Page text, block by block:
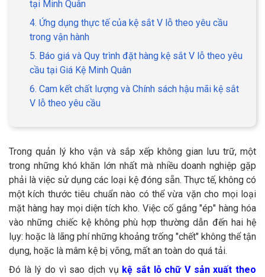
tại Minh Quân
4. Ứng dụng thực tế của kệ sắt V lỗ theo yêu cầu
trong vận hành
5. Báo giá và Quy trình đặt hàng kệ sắt V lỗ theo yêu
cầu tại Giá Kệ Minh Quân
6. Cam kết chất lượng và Chính sách hậu mãi kệ sắt
V lỗ theo yêu cầu
Trong quản lý kho vận và sắp xếp không gian lưu trữ, một
trong những khó khăn lớn nhất mà nhiều doanh nghiệp gặp
phải là việc sử dụng các loại kệ đóng sẵn. Thực tế, không có
một kích thước tiêu chuẩn nào có thể vừa vặn cho mọi loại
mặt hàng hay mọi diện tích kho. Việc cố gắng "ép" hàng hóa
vào những chiếc kệ không phù hợp thường dẫn đến hai hệ
lụy: hoặc là lãng phí những khoảng trống "chết" không thể tận
dụng, hoặc là mâm kệ bị võng, mất an toàn do quá tải.
Đó là lý do vì sao dịch vụ kệ sắt lỗ chữ V sản xuất theo